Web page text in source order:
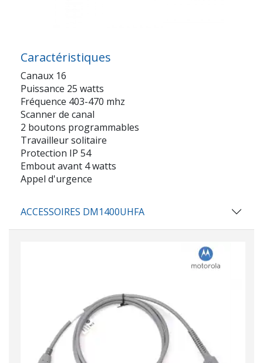
Caractéristiques
Canaux 16
Puissance 25 watts
Fréquence 403-470 mhz
Scanner de canal
2 boutons programmables
Travailleur solitaire
Protection IP 54
Embout avant 4 watts
Appel d'urgence
ACCESSOIRES DM1400UHFA